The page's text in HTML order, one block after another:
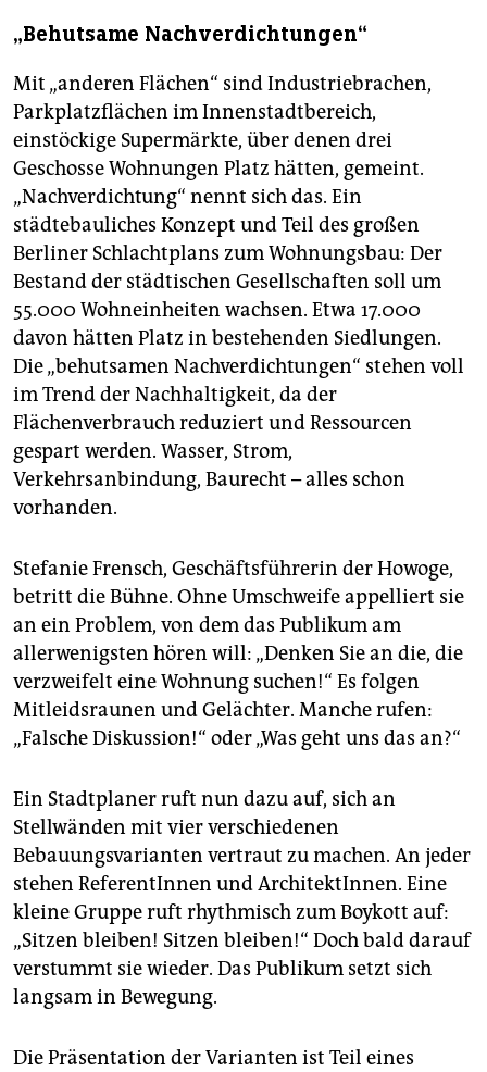
„Behutsame Nachverdichtungen“
Mit „anderen Flächen“ sind Industriebrachen,
Parkplatzflächen im Innenstadtbereich,
einstöckige Supermärkte, über denen drei
Geschosse Wohnungen Platz hätten, gemeint.
„Nachverdichtung“ nennt sich das. Ein
städtebauliches Konzept und Teil des großen
Berliner Schlachtplans zum Wohnungsbau: Der
Bestand der städtischen Gesellschaften soll um
55.000 Wohneinheiten wachsen. Etwa 17.000
davon hätten Platz in bestehenden Siedlungen.
Die „behutsamen Nachverdichtungen“ stehen voll
im Trend der Nachhaltigkeit, da der
Flächenverbrauch reduziert und Ressourcen
gespart werden. Wasser, Strom,
Verkehrsanbindung, Baurecht – alles schon
vorhanden.
Stefanie Frensch, Geschäftsführerin der Howoge,
betritt die Bühne. Ohne Umschweife appelliert sie
an ein Problem, von dem das Publikum am
allerwenigsten hören will: „Denken Sie an die, die
verzweifelt eine Wohnung suchen!“ Es folgen
Mitleidsraunen und Gelächter. Manche rufen:
„Falsche Diskussion!“ oder „Was geht uns das an?“
Ein Stadtplaner ruft nun dazu auf, sich an
Stellwänden mit vier verschiedenen
Bebauungsvarianten vertraut zu machen. An jeder
stehen ReferentInnen und ArchitektInnen. Eine
kleine Gruppe ruft rhythmisch zum Boykott auf:
„Sitzen bleiben! Sitzen bleiben!“ Doch bald darauf
verstummt sie wieder. Das Publikum setzt sich
langsam in Bewegung.
Die Präsentation der Varianten ist Teil eines